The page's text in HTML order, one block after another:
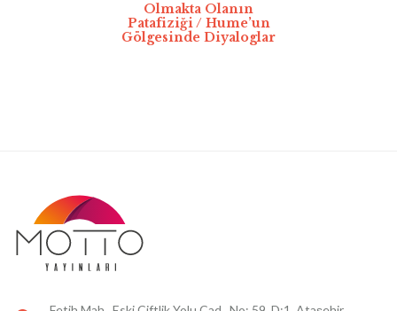
Olmakta Olanın
Patafiziği / Hume’un
Gölgesinde Diyaloglar